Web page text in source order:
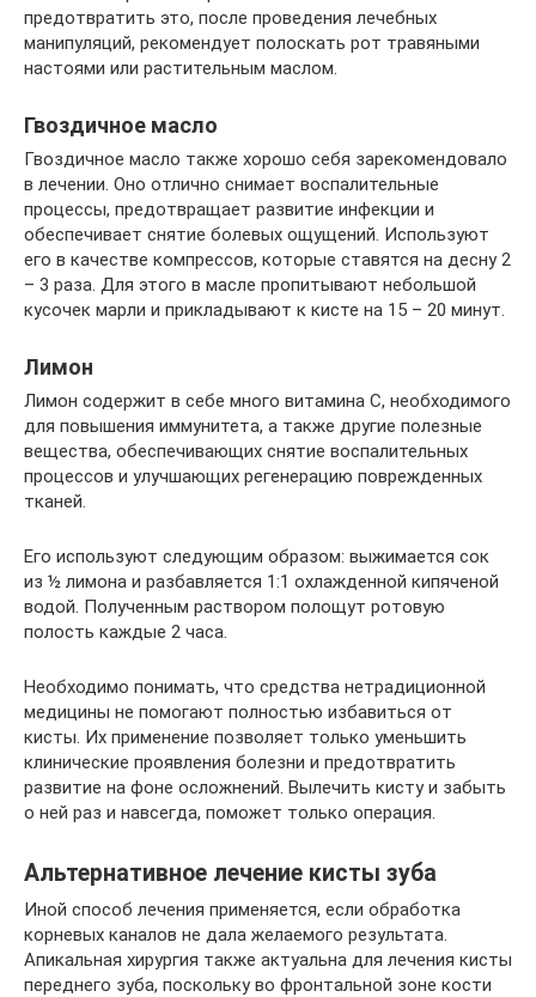
предотвратить это, после проведения лечебных
манипуляций, рекомендует полоскать рот травяными
настоями или растительным маслом.
Гвоздичное масло
Гвоздичное масло также хорошо себя зарекомендовало
в лечении. Оно отлично снимает воспалительные
процессы, предотвращает развитие инфекции и
обеспечивает снятие болевых ощущений. Используют
его в качестве компрессов, которые ставятся на десну 2
– 3 раза. Для этого в масле пропитывают небольшой
кусочек марли и прикладывают к кисте на 15 – 20 минут.
Лимон
Лимон содержит в себе много витамина С, необходимого
для повышения иммунитета, а также другие полезные
вещества, обеспечивающих снятие воспалительных
процессов и улучшающих регенерацию поврежденных
тканей.
Его используют следующим образом: выжимается сок
из ½ лимона и разбавляется 1:1 охлажденной кипяченой
водой. Полученным раствором полощут ротовую
полость каждые 2 часа.
Необходимо понимать, что средства нетрадиционной
медицины не помогают полностью избавиться от
кисты. Их применение позволяет только уменьшить
клинические проявления болезни и предотвратить
развитие на фоне осложнений. Вылечить кисту и забыть
о ней раз и навсегда, поможет только операция.
Альтернативное лечение кисты зуба
Иной способ лечения применяется, если обработка
корневых каналов не дала желаемого результата.
Апикальная хирургия также актуальна для лечения кисты
переднего зуба, поскольку во фронтальной зоне кости